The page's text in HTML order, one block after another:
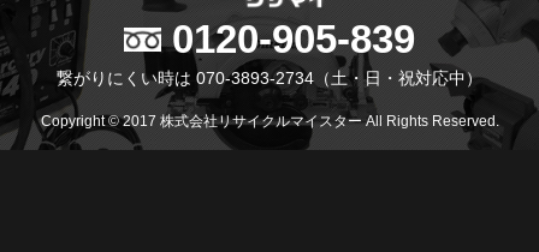
0120-905-839
繋がりにくい時は 070-3893-2734 （土・日・祝対応中）
Copyright © 2017 株式会社リサイクルマイスター All Rights Reserved.